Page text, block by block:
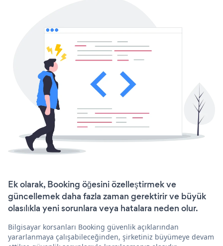
Ek olarak, Booking öğesini özelleştirmek ve
güncellemek daha fazla zaman gerektirir ve büyük
olasılıkla yeni sorunlara veya hatalara neden olur.
Bilgisayar korsanları Booking güvenlik açıklarından
yararlanmaya çalışabileceğinden, şirketiniz büyümeye devam